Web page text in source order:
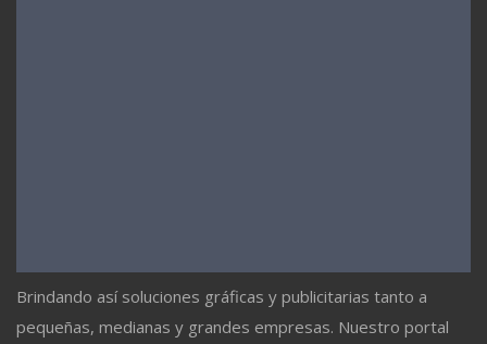
Brindando así soluciones gráficas y publicitarias tanto a
pequeñas, medianas y grandes empresas. Nuestro portal